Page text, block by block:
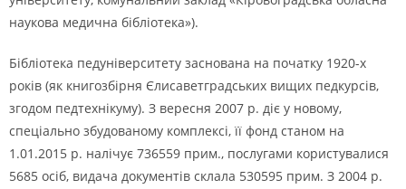
наукова медична бібліотека»).
Бібліотека педуніверситету заснована на початку 1920-х
років (як книгозбірня Єлисаветградських вищих педкурсів,
згодом педтехнікуму). З вересня 2007 р. діє у новому,
спеціально збудованому комплексі, її фонд станом на
1.01.2015 р. налічує 736559 прим., послугами користувалися
5685 осіб, видача документів склала 530595 прим. З 2004 р.